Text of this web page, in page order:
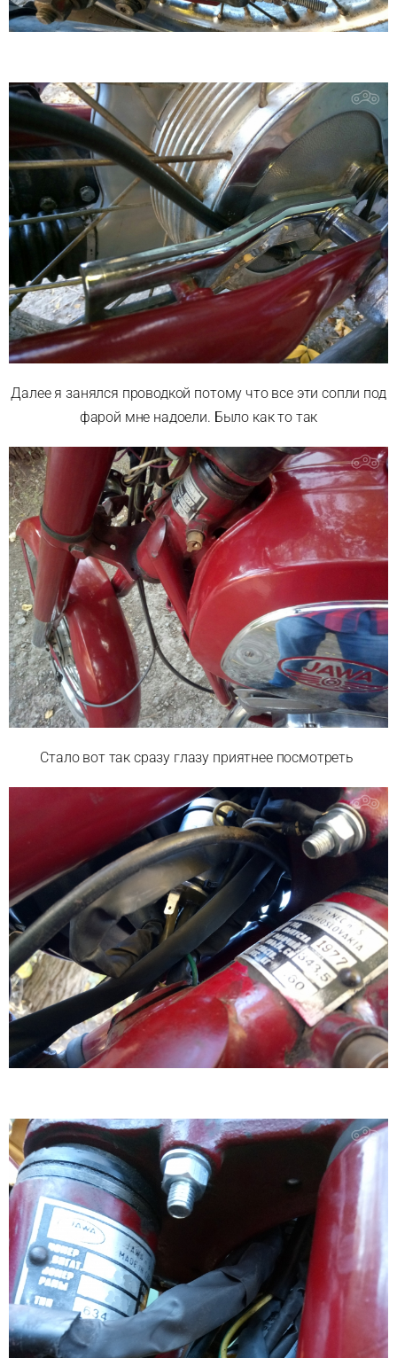
Далее я занялся проводкой потому что все эти сопли под
фарой мне надоели. Было как то так
Стало вот так сразу глазу приятнее посмотреть